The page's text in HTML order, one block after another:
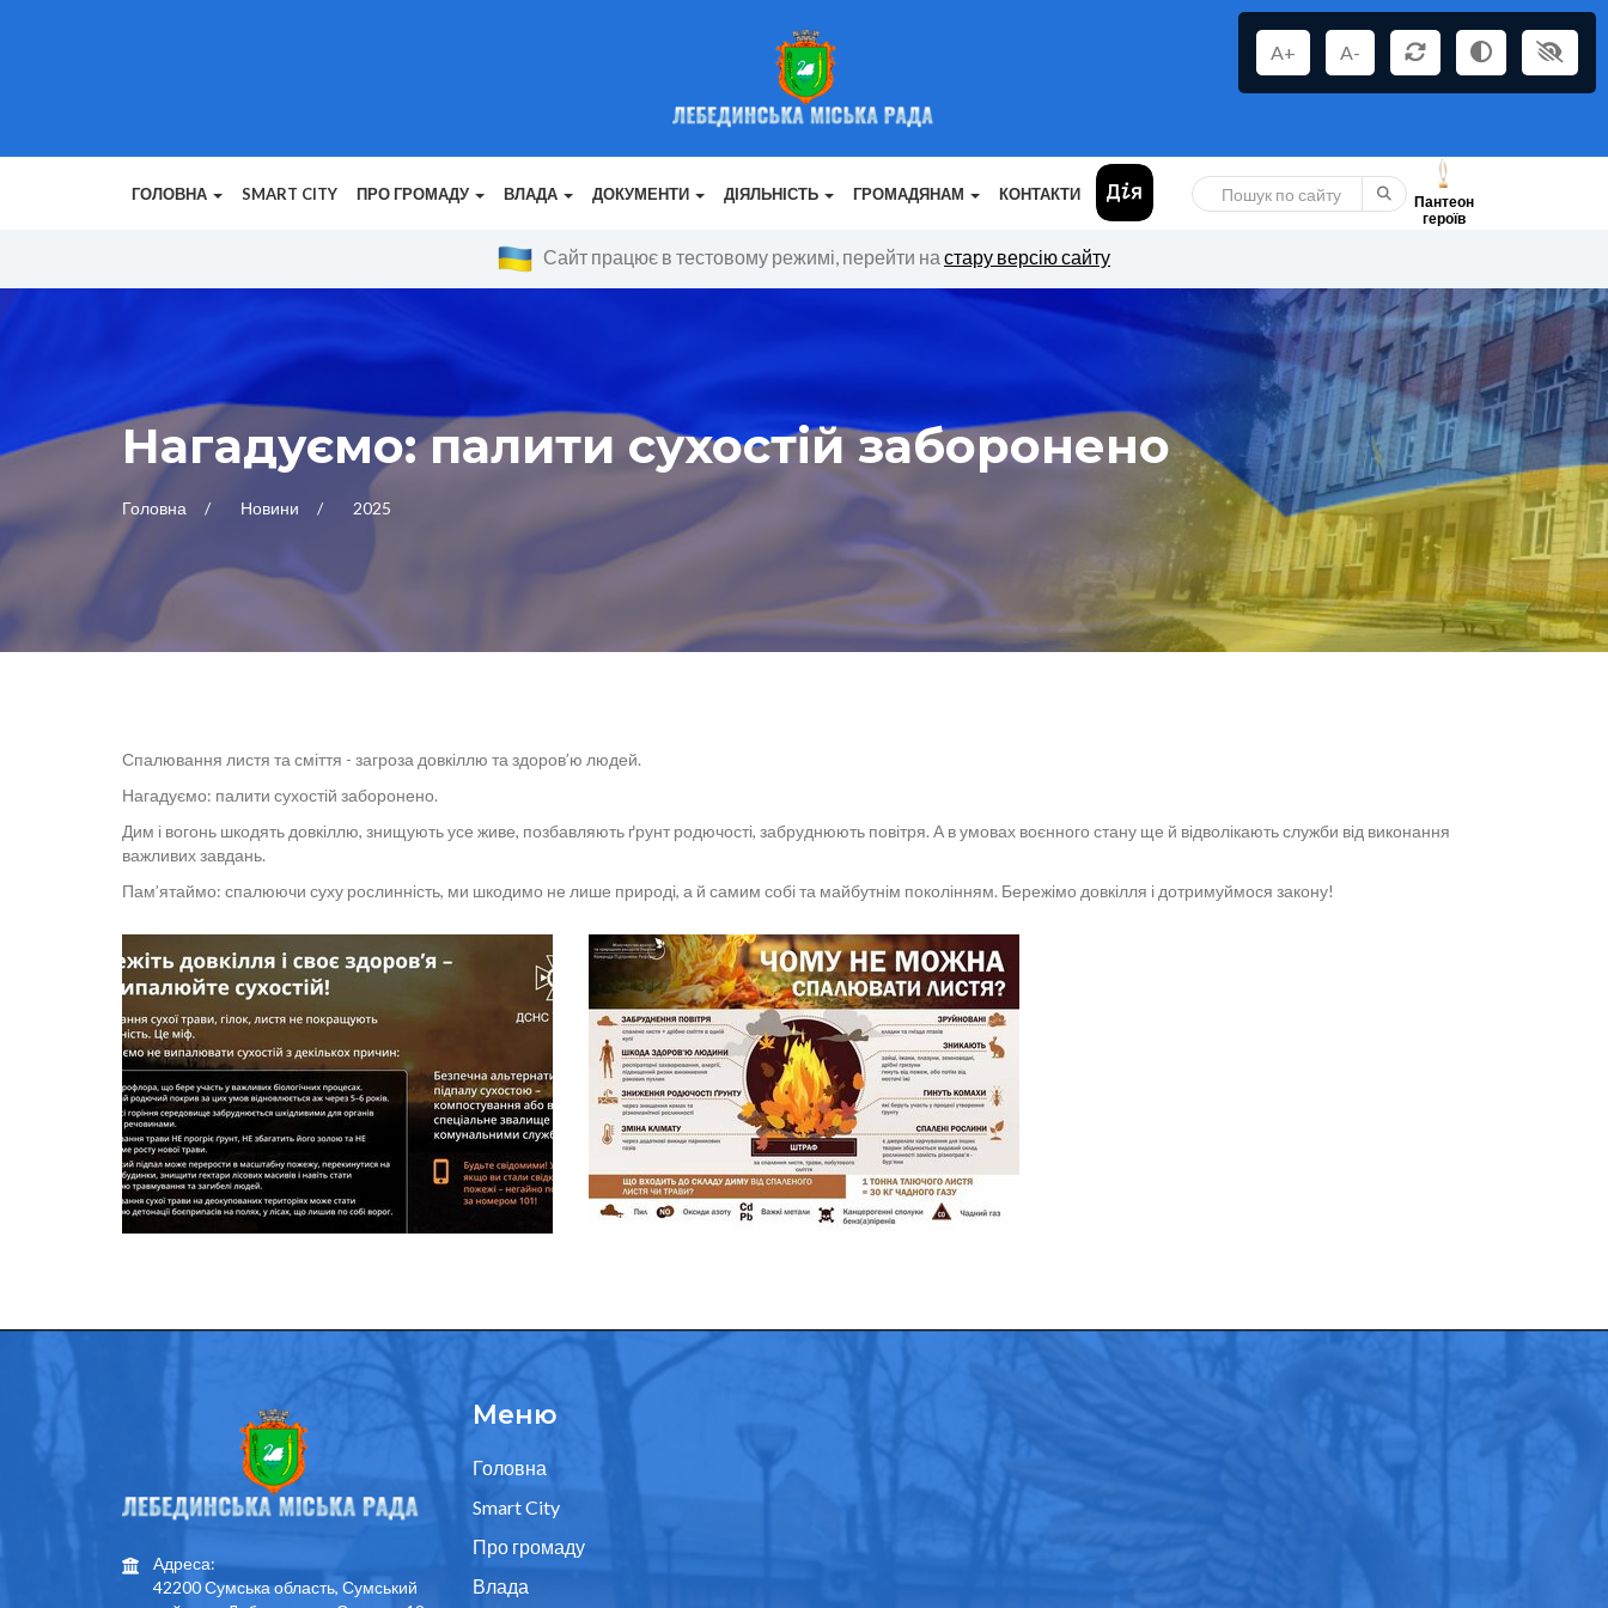
ГОЛОВНА SMART CITY ПРО ГРОМАДУ ВЛАДА ДОКУМЕНТИ ДІЯЛЬНІСТЬ ГРОМАДЯНАМ КОНТАКТИ
Пантеон
героїв
A+ A-
Сайт працює в тестовому режимі, перейти на стару версію сайту
Нагадуємо: палити сухостій заборонено
Головна Новини 2025
Спалювання листя та сміття - загроза довкіллю та здоров’ю людей.
Нагадуємо: палити сухостій заборонено.
Дим і вогонь шкодять довкіллю, знищують усе живе, позбавляють ґрунт родючості, забруднюють повітря. А в умовах воєнного стану ще й відволікають служби від виконання
важливих завдань.
Пам’ятаймо: спалюючи суху рослинність, ми шкодимо не лише природі, а й самим собі та майбутнім поколінням. Бережімо довкілля і дотримуймося закону!
Адреса:
42200 Сумська область, Сумський
Меню
Головна
Smart City
Про громаду
Влада